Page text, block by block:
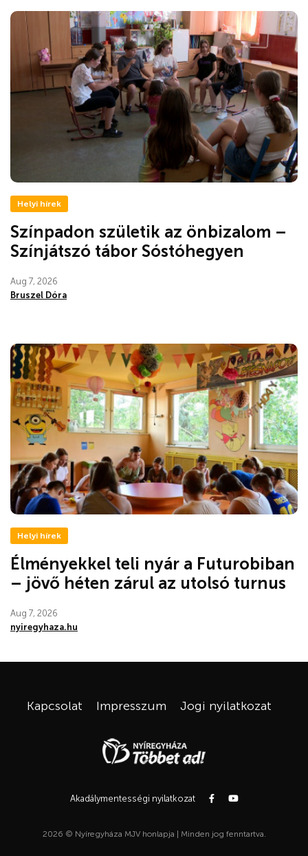
Helyi hírek
Színpadon születik az önbizalom –
Színjátszó tábor Sóstóhegyen
Aug 7, 2026
Bruszel Dóra
Helyi hírek
Élményekkel teli nyár a Futurobiban
– jövő héten zárul az utolsó turnus
Aug 7, 2026
nyiregyhaza.hu
Kapcsolat Impresszum Jogi nyilatkozat
Akadálymentességi nyilatkozat
2026 © Nyíregyháza MJV honlapja | Minden jog fenntartva.